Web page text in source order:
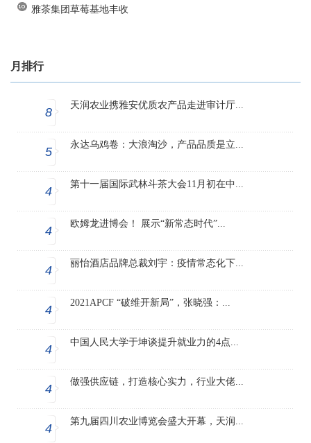
雅茶集团草莓基地丰收
月排行
8
天润农业携雅安优质农产品走进审计厅...
5
永达乌鸡卷：大浪淘沙，产品品质是立...
4
第十一届国际武林斗茶大会11月初在中...
4
欧姆龙进博会！ 展示“新常态时代”...
4
丽怡酒店品牌总裁刘宇：疫情常态化下...
4
2021APCF “破维开新局”，张晓强：...
4
中国人民大学于坤谈提升就业力的4点...
4
做强供应链，打造核心实力，行业大佬...
4
第九届四川农业博览会盛大开幕，天润...